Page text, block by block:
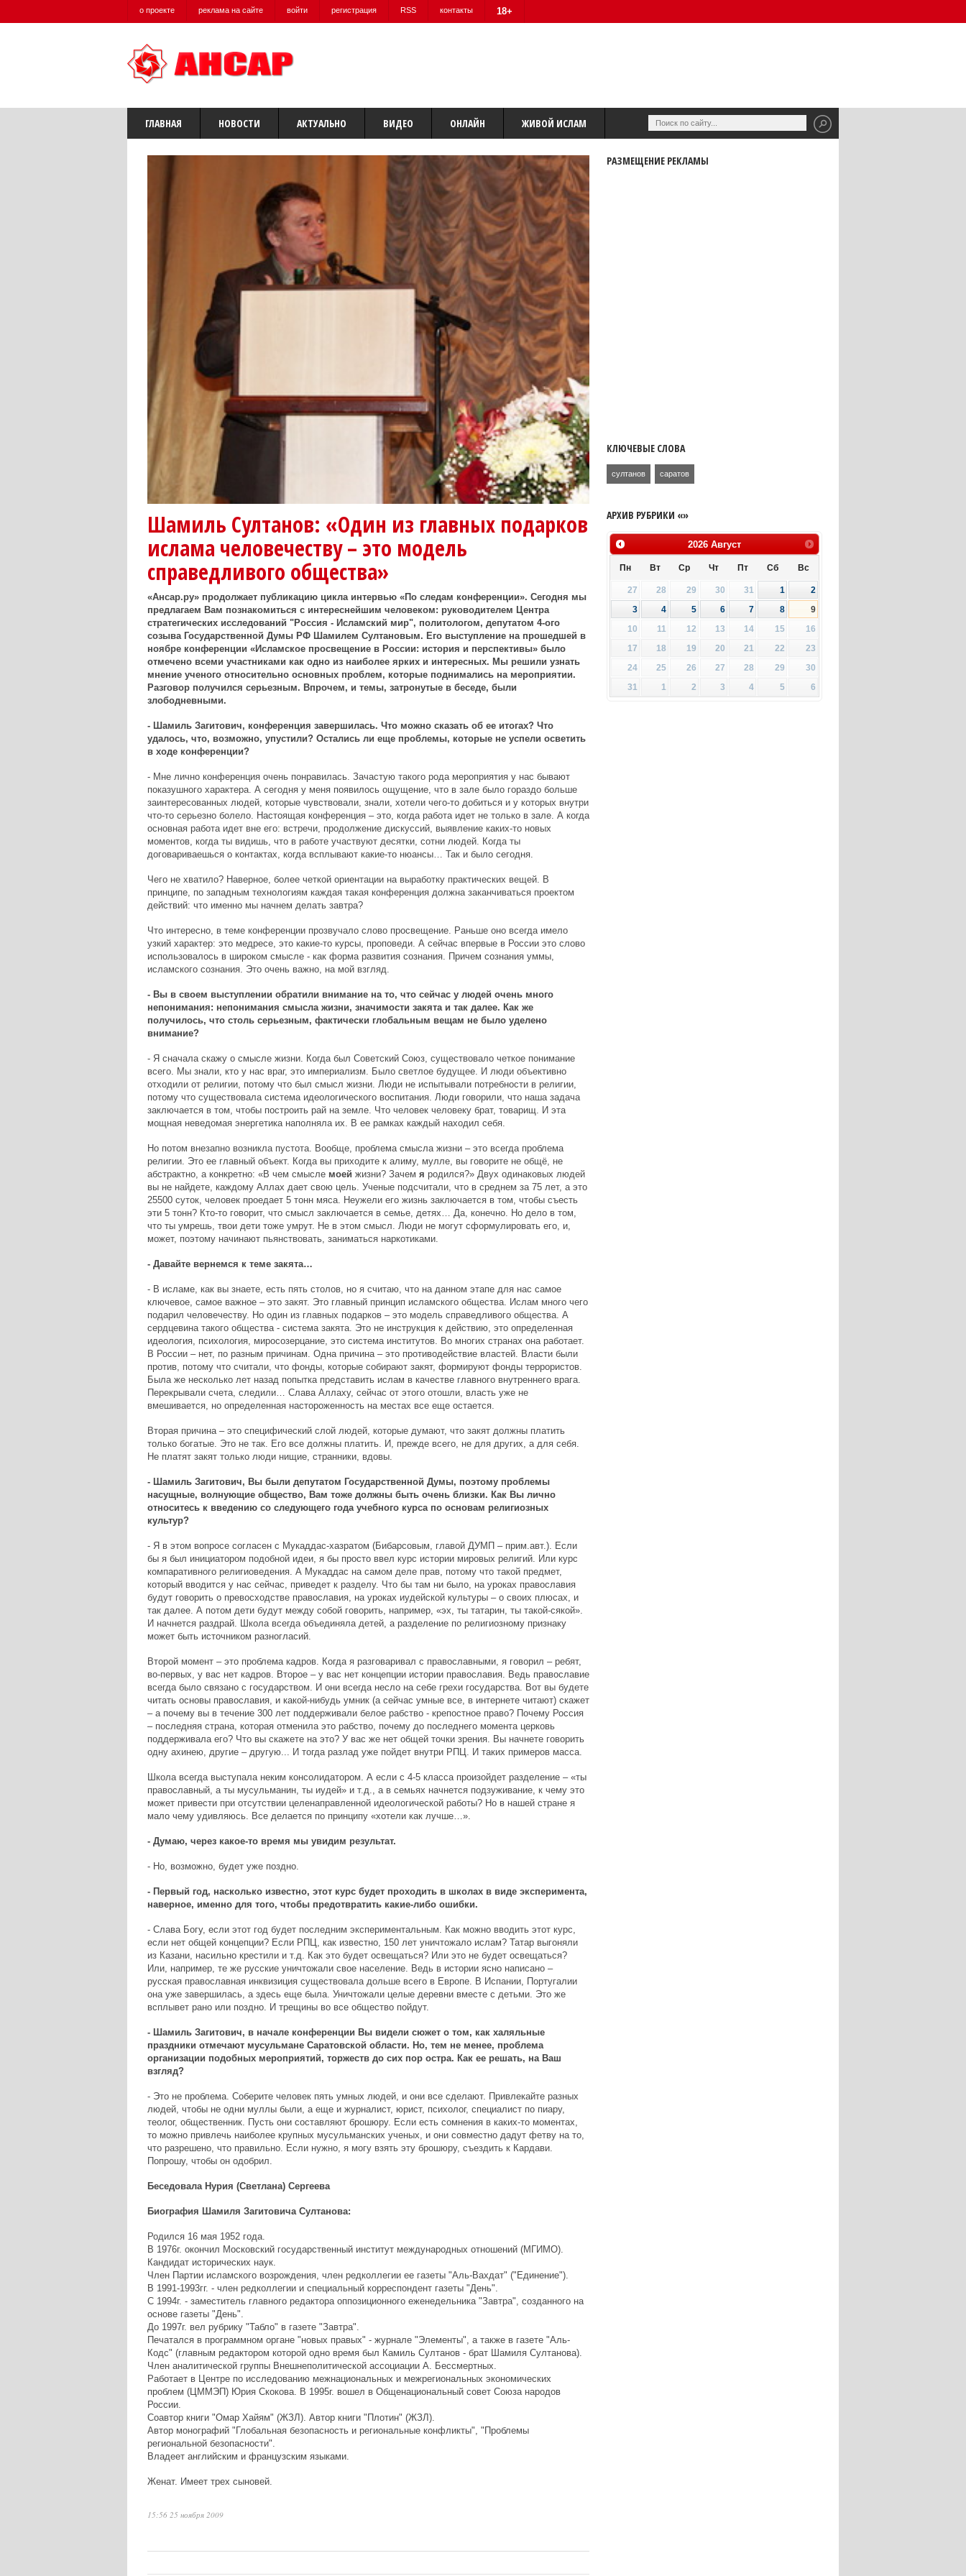
о проекте реклама на сайте войти регистрация RSS контакты 18+
ГЛАВНАЯ НОВОСТИ АКТУАЛЬНО ВИДЕО ОНЛАЙН ЖИВОЙ ИСЛАМ
Шамиль Султанов: «Один из главных подарков
ислама человечеству – это модель
справедливого общества»
«Ансар.ру» продолжает публикацию цикла интервью «По следам конференции». Сегодня мы
предлагаем Вам познакомиться с интереснейшим человеком: руководителем Центра
стратегических исследований "Россия - Исламский мир", политологом, депутатом 4-ого
созыва Государственной Думы РФ Шамилем Султановым. Его выступление на прошедшей в
ноябре конференции «Исламское просвещение в России: история и перспективы» было
отмечено всеми участниками как одно из наиболее ярких и интересных. Мы решили узнать
мнение ученого относительно основных проблем, которые поднимались на мероприятии.
Разговор получился серьезным. Впрочем, и темы, затронутые в беседе, были
злободневными.
- Шамиль Загитович, конференция завершилась. Что можно сказать об ее итогах? Что
удалось, что, возможно, упустили? Остались ли еще проблемы, которые не успели осветить
в ходе конференции?
- Мне лично конференция очень понравилась. Зачастую такого рода мероприятия у нас бывают
показушного характера. А сегодня у меня появилось ощущение, что в зале было гораздо больше
заинтересованных людей, которые чувствовали, знали, хотели чего-то добиться и у которых внутри
что-то серьезно болело. Настоящая конференция – это, когда работа идет не только в зале. А когда
основная работа идет вне его: встречи, продолжение дискуссий, выявление каких-то новых
моментов, когда ты видишь, что в работе участвуют десятки, сотни людей. Когда ты
договариваешься о контактах, когда всплывают какие-то нюансы… Так и было сегодня.
Чего не хватило? Наверное, более четкой ориентации на выработку практических вещей. В
принципе, по западным технологиям каждая такая конференция должна заканчиваться проектом
действий: что именно мы начнем делать завтра?
Что интересно, в теме конференции прозвучало слово просвещение. Раньше оно всегда имело
узкий характер: это медресе, это какие-то курсы, проповеди. А сейчас впервые в России это слово
использовалось в широком смысле - как форма развития сознания. Причем сознания уммы,
исламского сознания. Это очень важно, на мой взгляд.
- Вы в своем выступлении обратили внимание на то, что сейчас у людей очень много
непонимания: непонимания смысла жизни, значимости закята и так далее. Как же
получилось, что столь серьезным, фактически глобальным вещам не было уделено
внимание?
- Я сначала скажу о смысле жизни. Когда был Советский Союз, существовало четкое понимание
всего. Мы знали, кто у нас враг, это империализм. Было светлое будущее. И люди объективно
отходили от религии, потому что был смысл жизни. Люди не испытывали потребности в религии,
потому что существовала система идеологического воспитания. Люди говорили, что наша задача
заключается в том, чтобы построить рай на земле. Что человек человеку брат, товарищ. И эта
мощная неведомая энергетика наполняла их. В ее рамках каждый находил себя.
Но потом внезапно возникла пустота. Вообще, проблема смысла жизни – это всегда проблема
религии. Это ее главный объект. Когда вы приходите к алиму, мулле, вы говорите не общё, не
абстрактно, а конкретно: «В чем смысле моей жизни? Зачем я родился?» Двух одинаковых людей
вы не найдете, каждому Аллах дает свою цель. Ученые подсчитали, что в среднем за 75 лет, а это
25500 суток, человек проедает 5 тонн мяса. Неужели его жизнь заключается в том, чтобы съесть
эти 5 тонн? Кто-то говорит, что смысл заключается в семье, детях… Да, конечно. Но дело в том,
что ты умрешь, твои дети тоже умрут. Не в этом смысл. Люди не могут сформулировать его, и,
может, поэтому начинают пьянствовать, заниматься наркотиками.
- Давайте вернемся к теме закята…
- В исламе, как вы знаете, есть пять столов, но я считаю, что на данном этапе для нас самое
ключевое, самое важное – это закят. Это главный принцип исламского общества. Ислам много чего
подарил человечеству. Но один из главных подарков – это модель справедливого общества. А
сердцевина такого общества - система закята. Это не инструкция к действию, это определенная
идеология, психология, миросозерцание, это система институтов. Во многих странах она работает.
В России – нет, по разным причинам. Одна причина – это противодействие властей. Власти были
против, потому что считали, что фонды, которые собирают закят, формируют фонды террористов.
Была же несколько лет назад попытка представить ислам в качестве главного внутреннего врага.
Перекрывали счета, следили… Слава Аллаху, сейчас от этого отошли, власть уже не
вмешивается, но определенная настороженность на местах все еще остается.
Вторая причина – это специфический слой людей, которые думают, что закят должны платить
только богатые. Это не так. Его все должны платить. И, прежде всего, не для других, а для себя.
Не платят закят только люди нищие, странники, вдовы.
- Шамиль Загитович, Вы были депутатом Государственной Думы, поэтому проблемы
насущные, волнующие общество, Вам тоже должны быть очень близки. Как Вы лично
относитесь к введению со следующего года учебного курса по основам религиозных
культур?
- Я в этом вопросе согласен с Мукаддас-хазратом (Бибарсовым, главой ДУМП – прим.авт.). Если
бы я был инициатором подобной идеи, я бы просто ввел курс истории мировых религий. Или курс
компаративного религиоведения. А Мукаддас на самом деле прав, потому что такой предмет,
который вводится у нас сейчас, приведет к разделу. Что бы там ни было, на уроках православия
будут говорить о превосходстве православия, на уроках иудейской культуры – о своих плюсах, и
так далее. А потом дети будут между собой говорить, например, «эх, ты татарин, ты такой-сякой».
И начнется раздрай. Школа всегда объединяла детей, а разделение по религиозному признаку
может быть источником разногласий.
Второй момент – это проблема кадров. Когда я разговаривал с православными, я говорил – ребят,
во-первых, у вас нет кадров. Второе – у вас нет концепции истории православия. Ведь православие
всегда было связано с государством. И они всегда несло на себе грехи государства. Вот вы будете
читать основы православия, и какой-нибудь умник (а сейчас умные все, в интернете читают) скажет
– а почему вы в течение 300 лет поддерживали белое рабство - крепостное право? Почему Россия
– последняя страна, которая отменила это рабство, почему до последнего момента церковь
поддерживала его? Что вы скажете на это? У вас же нет общей точки зрения. Вы начнете говорить
одну ахинею, другие – другую... И тогда разлад уже пойдет внутри РПЦ. И таких примеров масса.
Школа всегда выступала неким консолидатором. А если с 4-5 класса произойдет разделение – «ты
православный, а ты мусульманин, ты иудей» и т.д., а в семьях начнется подзуживание, к чему это
может привести при отсутствии целенаправленной идеологической работы? Но в нашей стране я
мало чему удивляюсь. Все делается по принципу «хотели как лучше…».
- Думаю, через какое-то время мы увидим результат.
- Но, возможно, будет уже поздно.
- Первый год, насколько известно, этот курс будет проходить в школах в виде эксперимента,
наверное, именно для того, чтобы предотвратить какие-либо ошибки.
- Слава Богу, если этот год будет последним экспериментальным. Как можно вводить этот курс,
если нет общей концепции? Если РПЦ, как известно, 150 лет уничтожало ислам? Татар выгоняли
из Казани, насильно крестили и т.д. Как это будет освещаться? Или это не будет освещаться?
Или, например, те же русские уничтожали свое население. Ведь в истории ясно написано –
русская православная инквизиция существовала дольше всего в Европе. В Испании, Португалии
она уже завершилась, а здесь еще была. Уничтожали целые деревни вместе с детьми. Это же
всплывет рано или поздно. И трещины во все общество пойдут.
- Шамиль Загитович, в начале конференции Вы видели сюжет о том, как халяльные
праздники отмечают мусульмане Саратовской области. Но, тем не менее, проблема
организации подобных мероприятий, торжеств до сих пор остра. Как ее решать, на Ваш
взгляд?
- Это не проблема. Соберите человек пять умных людей, и они все сделают. Привлекайте разных
людей, чтобы не одни муллы были, а еще и журналист, юрист, психолог, специалист по пиару,
теолог, общественник. Пусть они составляют брошюру. Если есть сомнения в каких-то моментах,
то можно привлечь наиболее крупных мусульманских ученых, и они совместно дадут фетву на то,
что разрешено, что правильно. Если нужно, я могу взять эту брошюру, съездить к Кардави.
Попрошу, чтобы он одобрил.
Беседовала Нурия (Светлана) Сергеева
Биография Шамиля Загитовича Султанова:
Родился 16 мая 1952 года.
В 1976г. окончил Московский государственный институт международных отношений (МГИМО).
Кандидат исторических наук.
Член Партии исламского возрождения, член редколлегии ее газеты "Аль-Вахдат" ("Единение").
В 1991-1993гг. - член редколлегии и специальный корреспондент газеты "День".
С 1994г. - заместитель главного редактора оппозиционного еженедельника "Завтра", созданного на
основе газеты "День".
До 1997г. вел рубрику "Табло" в газете "Завтра".
Печатался в программном органе "новых правых" - журнале "Элементы", а также в газете "Аль-
Кодс" (главным редактором которой одно время был Камиль Султанов - брат Шамиля Султанова).
Член аналитической группы Внешнеполитической ассоциации А. Бессмертных.
Работает в Центре по исследованию межнациональных и межрегиональных экономических
проблем (ЦММЭП) Юрия Скокова. В 1995г. вошел в Общенациональный совет Союза народов
России.
Соавтор книги "Омар Хайям" (ЖЗЛ). Автор книги "Плотин" (ЖЗЛ).
Автор монографий "Глобальная безопасность и региональные конфликты", "Проблемы
региональной безопасности".
Владеет английским и французским языками.
Женат. Имеет трех сыновей.
15:56 25 ноября 2009
РАЗМЕЩЕНИЕ РЕКЛАМЫ
КЛЮЧЕВЫЕ СЛОВА
султанов саратов
АРХИВ РУБРИКИ «»
2026 Август
Пн Вт Ср Чт Пт Сб Вс
27 28 29 30 31 1
2
3
4 5 6 7 8
9
10
11 12 13 14 15
16
17
18 19 20 21 22
23
24
25 26 27 28 29
30
31
1 2 3 4 5 6